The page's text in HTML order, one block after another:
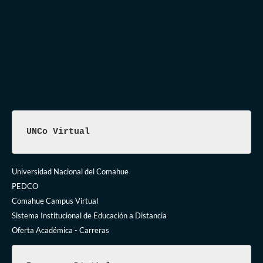
UNCo Virtual
Universidad Nacional del Comahue
PEDCO
Comahue Campus Virtual
Sistema Institucional de Educación a Distancia
Oferta Académica - Carreras